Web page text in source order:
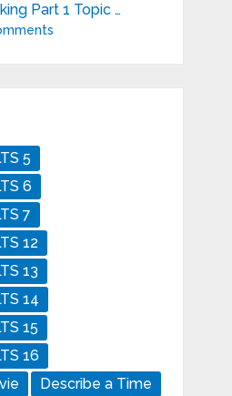
Part 1 Topic …
5
6
7
12
13
14
15
16
Describe a Time